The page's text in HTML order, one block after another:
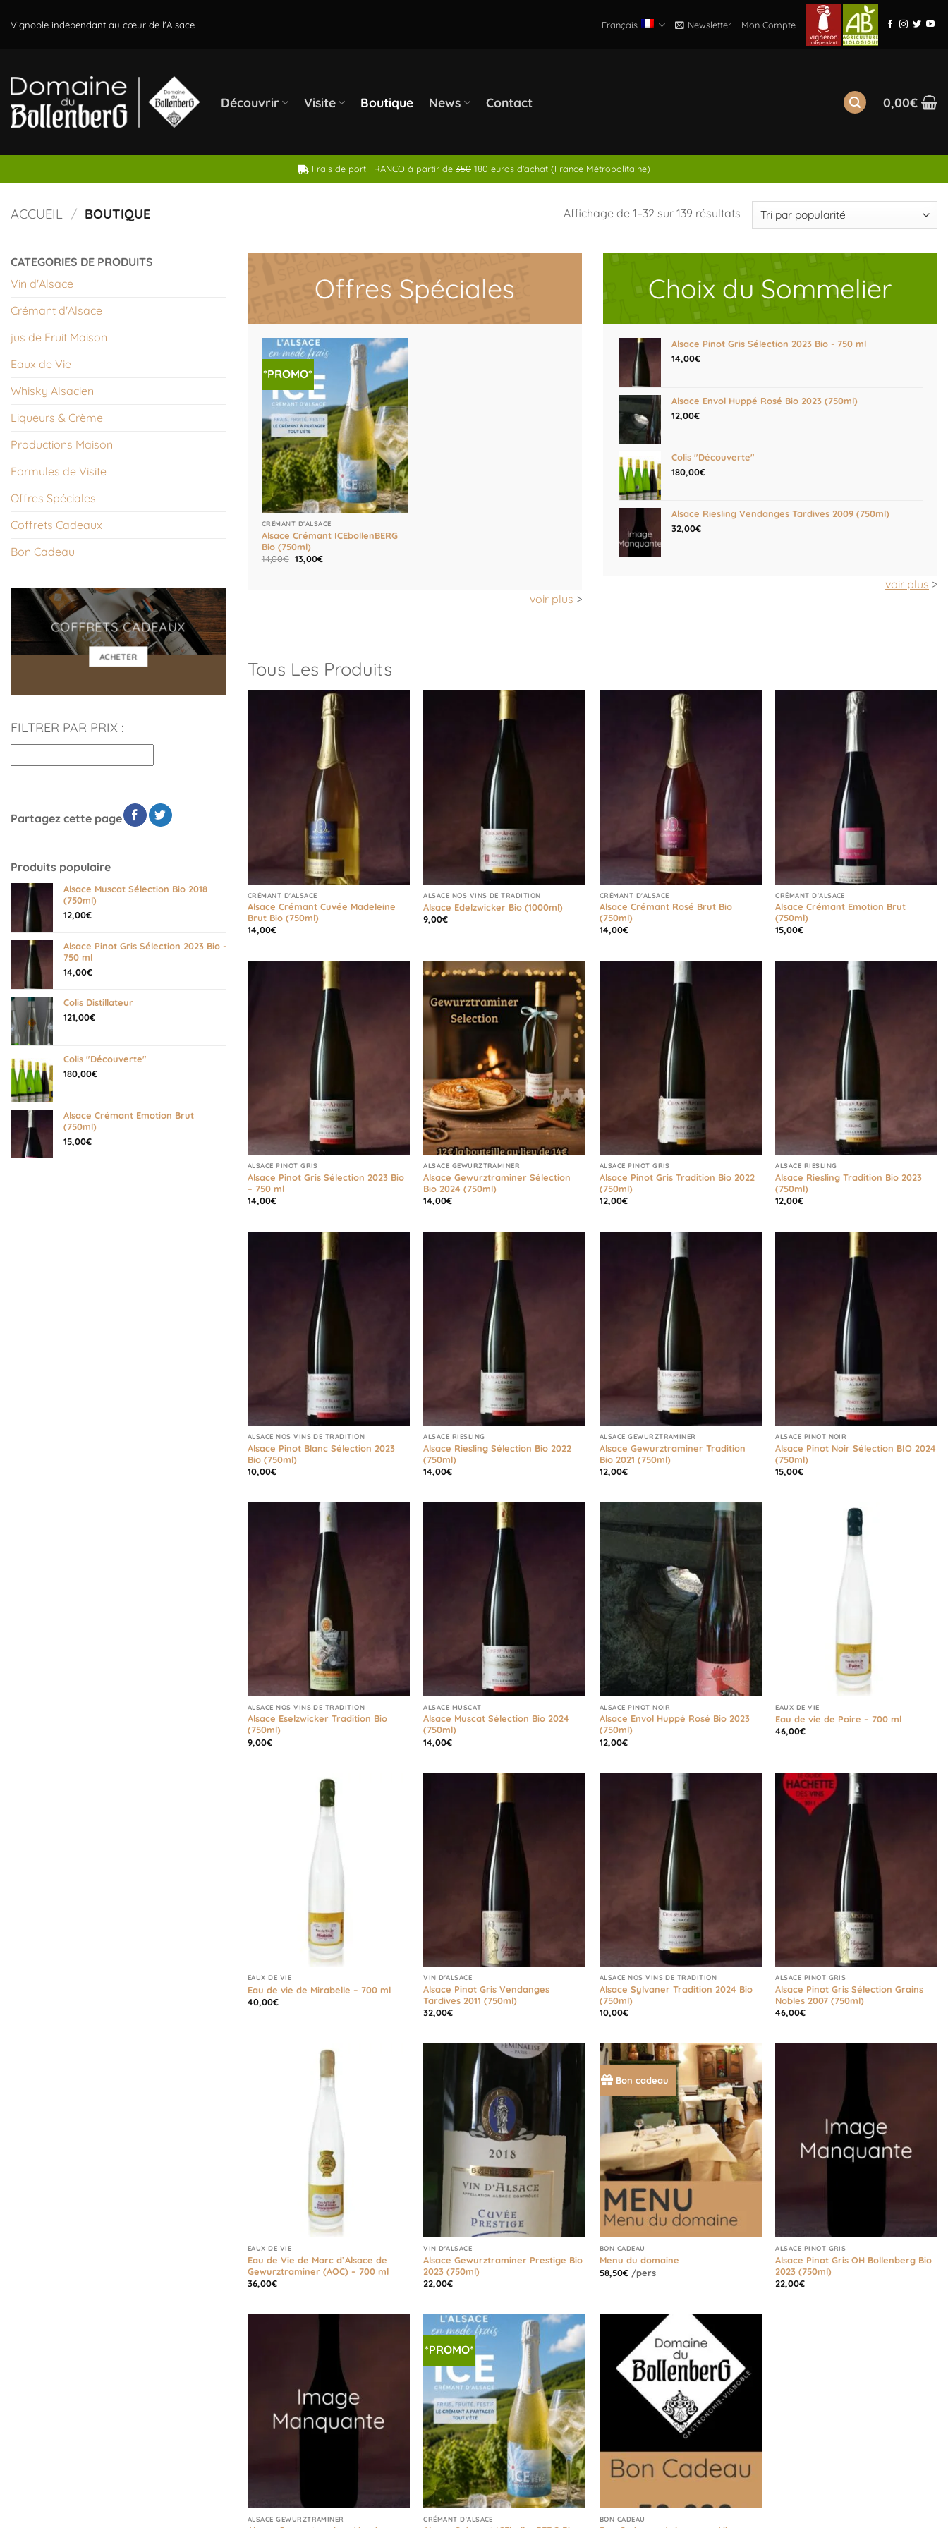
auVignoble indépendant au cœur de l'Alsace Français Newsletter Mon Compte
Découvrir Visite Boutique News Contact 0,00€
Frais de port FRANCO à partir de 350 180 euros d'achat (France Métropolitaine)
ACCUEIL / BOUTIQUE Affichage de 1–32 sur 139 résultatsTrié
par
CATEGORIES DE PRODUITS
Vin d'Alsace
Crémant d'Alsace
jus de Fruit Maison
Eaux de Vie
Whisky Alsacien
Liqueurs & Crème
Productions Maison
Formules de Visite
Offres Spéciales
Coffrets Cadeaux
Bon Cadeau
COFFRETS CADEAUX
ACHETER
FILTRER PAR PRIX :
Partagez cette page
Produits populaire
Alsace Muscat Sélection Bio 2018
(750ml)
12,00€
Alsace Pinot Gris Sélection 2023 Bio -
750 ml
14,00€
Colis Distillateur
121,00€
Colis "Découverte"
180,00€
Alsace Crémant Emotion Brut
(750ml)
15,00€
Offres Spéciales
*PROMO*
CRÉMANT D'ALSACE
Alsace Crémant ICEbollenBERG
Bio (750ml)
14,00€ Le
prix
13,00€Le
voir plus >
Choix du Sommelier
Alsace Pinot Gris Sélection 2023 Bio - 750 ml
14,00€
Alsace Envol Huppé Rosé Bio 2023 (750ml)
12,00€
Colis "Découverte"
180,00€
Alsace Riesling Vendanges Tardives 2009 (750ml)
32,00€
voir plus >
Tous Les Produits
CRÉMANT D'ALSACE
Alsace Crémant Cuvée Madeleine
Brut Bio (750ml)
14,00€
ALSACE NOS VINS DE TRADITION
Alsace Edelzwicker Bio (1000ml)
9,00€
CRÉMANT D'ALSACE
Alsace Crémant Rosé Brut Bio
(750ml)
14,00€
CRÉMANT D'ALSACE
Alsace Crémant Emotion Brut
(750ml)
15,00€
ALSACE PINOT GRIS
Alsace Pinot Gris Sélection 2023 Bio
– 750 ml
14,00€
ALSACE GEWURZTRAMINER
Alsace Gewurztraminer Sélection
Bio 2024 (750ml)
14,00€
ALSACE PINOT GRIS
Alsace Pinot Gris Tradition Bio 2022
(750ml)
12,00€
ALSACE RIESLING
Alsace Riesling Tradition Bio 2023
(750ml)
12,00€
ALSACE NOS VINS DE TRADITION
Alsace Pinot Blanc Sélection 2023
Bio (750ml)
10,00€
ALSACE RIESLING
Alsace Riesling Sélection Bio 2022
(750ml)
14,00€
ALSACE GEWURZTRAMINER
Alsace Gewurztraminer Tradition
Bio 2021 (750ml)
12,00€
ALSACE PINOT NOIR
Alsace Pinot Noir Sélection BIO 2024
(750ml)
15,00€
ALSACE NOS VINS DE TRADITION
Alsace Eselzwicker Tradition Bio
(750ml)
9,00€
ALSACE MUSCAT
Alsace Muscat Sélection Bio 2024
(750ml)
14,00€
ALSACE PINOT NOIR
Alsace Envol Huppé Rosé Bio 2023
(750ml)
12,00€
EAUX DE VIE
Eau de vie de Poire – 700 ml
46,00€
EAUX DE VIE
Eau de vie de Mirabelle – 700 ml
40,00€
VIN D'ALSACE
Alsace Pinot Gris Vendanges
Tardives 2011 (750ml)
32,00€
ALSACE NOS VINS DE TRADITION
Alsace Sylvaner Tradition 2024 Bio
(750ml)
10,00€
ALSACE PINOT GRIS
Alsace Pinot Gris Sélection Grains
Nobles 2007 (750ml)
46,00€
EAUX DE VIE
Eau de Vie de Marc d’Alsace de
Gewurztraminer (AOC) – 700 ml
36,00€
VIN D'ALSACE
Alsace Gewurztraminer Prestige Bio
2023 (750ml)
22,00€
Bon cadeau
BON CADEAU
Menu du domaine
58,50€ /pers
ALSACE PINOT GRIS
Alsace Pinot Gris OH Bollenberg Bio
2023 (750ml)
22,00€
ALSACE GEWURZTRAMINER
*PROMO*
CRÉMANT D'ALSACE BON CADEAU